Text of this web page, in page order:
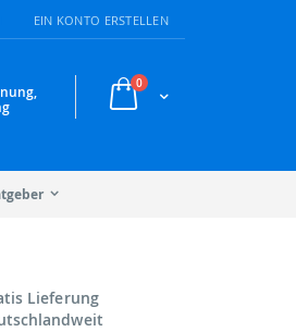
EIN KONTO ERSTELLEN
Warenkorb
0Artikel
Lieferung